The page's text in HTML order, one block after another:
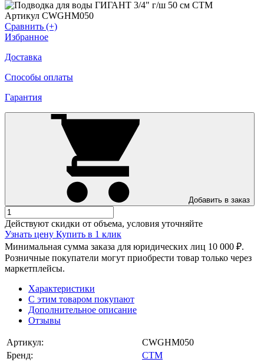
Артикул CWGHM050
Сравнить (+)
Избранное
Доставка
Способы оплаты
Гарантия
Добавить в заказ
Действуют скидки от объема, условия уточняйте
Узнать цену Купить в 1 клик
Минимальная сумма заказа для юридических лиц 10 000 ₽.
Розничные покупатели могут приобрести товар только через
маркетплейсы.
Характеристики
С этим товаром покупают
Дополнительное описание
Отзывы
Артикул:
CWGHM050
Бренд:
СТМ